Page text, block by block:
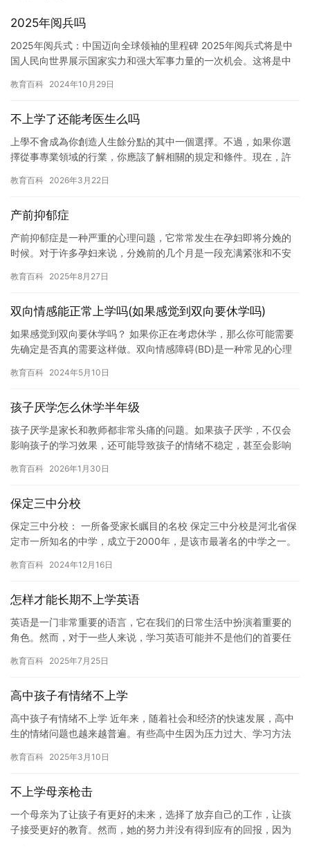
2025年阅兵吗
2025年阅兵式：中国迈向全球领袖的里程碑 2025年阅兵式将是中
国人民向世界展示国家实力和强大军事力量的一次机会。这将是中
教育百科 2024年10月29日
不上学了还能考医生么吗
上學不會成為你創造人生餘分點的其中一個選擇。不過，如果你選
擇從事專業領域的行業，你應該了解相關的規定和條件。現在，許
的證書…
教育百科 2026年3月22日
产前抑郁症
产前抑郁症是一种严重的心理问题，它常常发生在孕妇即将分娩的
时候。对于许多孕妇来说，分娩前的几个月是一段充满紧张和不安
前抑郁…
教育百科 2025年8月27日
双向情感能正常上学吗(如果感觉到双向要休学吗)
如果感觉到双向要休学吗？ 如果你正在考虑休学，那么你可能需要
先确定是否真的需要这样做。双向情感障碍(BD)是一种常见的心理
教育百科 2024年5月10日
孩子厌学怎么休学半年级
孩子厌学是家长和教师都非常头痛的问题。如果孩子厌学，不仅会
影响孩子的学习效果，还可能导致孩子的情绪不稳定，甚至会影响
极的措…
教育百科 2026年1月30日
保定三中分校
保定三中分校： 一所备受家长瞩目的名校 保定三中分校是河北省保
定市一所知名的中学，成立于2000年，是该市最著名的中学之一。
教育百科 2024年12月16日
怎样才能长期不上学英语
英语是一门非常重要的语言，它在我们的日常生活中扮演着重要的
角色。然而，对于一些人来说，学习英语可能并不是他们的首要任
日常生…
教育百科 2025年7月25日
高中孩子有情绪不上学
高中孩子有情绪不上学 近年来，随着社会和经济的快速发展，高中
生的情绪问题也越来越普遍。有些高中生因为压力过大、学习方法
这些…
教育百科 2025年3月10日
不上学母亲枪击
一个母亲为了让孩子有更好的未来，选择了放弃自己的工作，让孩
子接受更好的教育。然而，她的努力并没有得到应有的回报，因为